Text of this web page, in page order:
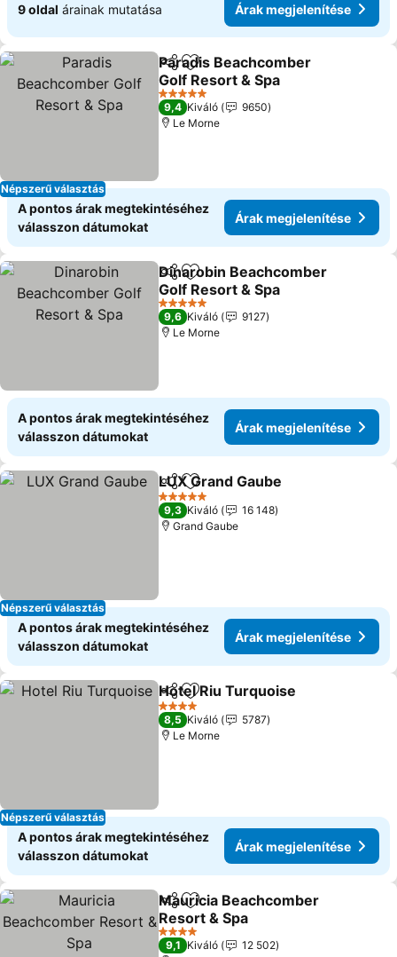
9 oldal árainak mutatása Árak megjelenítése
Népszerű választás
Megosztás
Hozzáadás a kedvencekhez
Paradis Beachcomber
Golf Resort & Spa
5 Kategória
9,4 Kiváló
9650
Le Morne
A pontos árak megtekintéséhez
válasszon dátumokat
Árak megjelenítése
Megosztás
Hozzáadás a kedvencekhez
Dinarobin Beachcomber
Golf Resort & Spa
5 Kategória
9,6 Kiváló
9127
Le Morne
A pontos árak megtekintéséhez
válasszon dátumokat
Árak megjelenítése
Népszerű választás
Megosztás
Hozzáadás a kedvencekhez
LUX Grand Gaube
5 Kategória
9,3 Kiváló
16 148
Grand Gaube
A pontos árak megtekintéséhez
válasszon dátumokat
Árak megjelenítése
Népszerű választás
MegosztásHozzáadás a kedvencekhez
Hotel Riu Turquoise
4 Kategória
8,5 Kiváló
5787
Le Morne
A pontos árak megtekintéséhez
válasszon dátumokat
Árak megjelenítése
Megosztás
Hozzáadás a kedvencekhez
Mauricia Beachcomber
Resort & Spa
4 Kategória
9,1 Kiváló
12 502